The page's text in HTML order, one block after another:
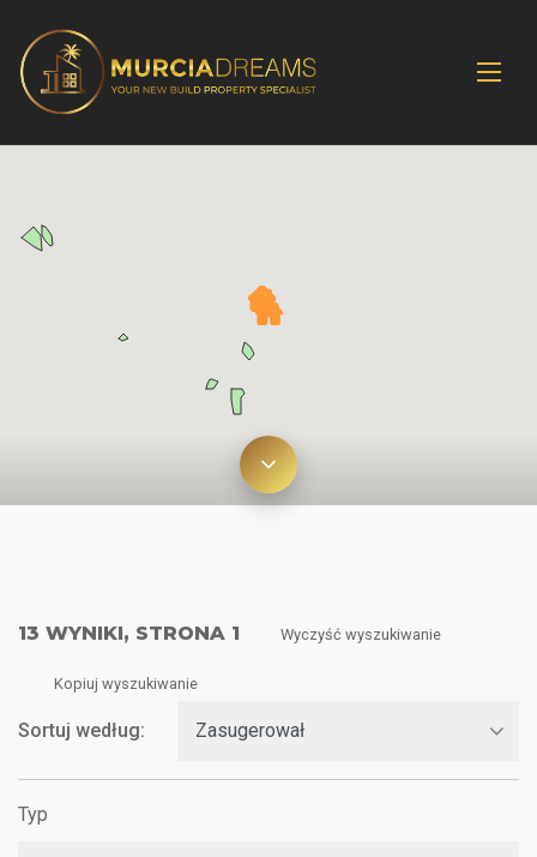
13 WYNIKI, STRONA 1 Wyczyść wyszukiwanie
Kopiuj wyszukiwanie
Sortuj według:
Typ